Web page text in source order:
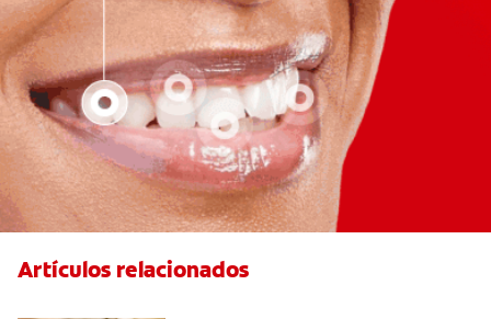
Artículos relacionados